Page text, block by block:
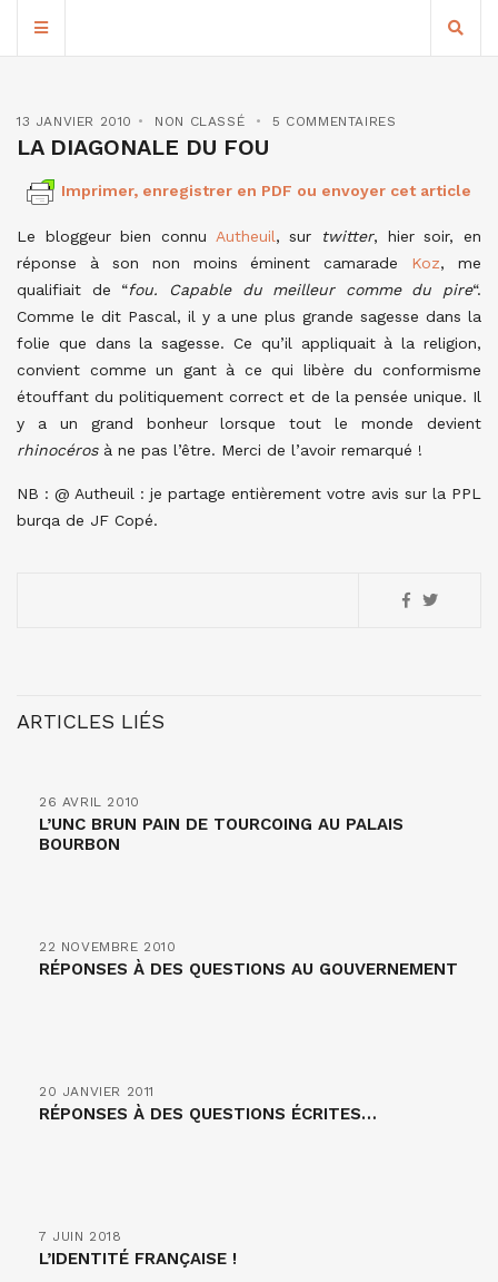
13 JANVIER 2010 NON CLASSÉ 5 COMMENTAIRES
LA DIAGONALE DU FOU
Imprimer, enregistrer en PDF ou envoyer cet article
Le bloggeur bien connu Autheuil, sur twitter, hier soir, en
réponse à son non moins éminent camarade Koz, me
qualifiait de “fou. Capable du meilleur comme du pire“.
Comme le dit Pascal, il y a une plus grande sagesse dans la
folie que dans la sagesse. Ce qu’il appliquait à la religion,
convient comme un gant à ce qui libère du conformisme
étouffant du politiquement correct et de la pensée unique. Il
y a un grand bonheur lorsque tout le monde devient
rhinocérosà ne pas l’être. Merci de l’avoir remarqué !
NB : @ Autheuil : je partage entièrement votre avis sur la PPL
burqa de JF Copé.
ARTICLES LIÉS
26 AVRIL 2010
L’UNC BRUN PAIN DE TOURCOING AU PALAIS
BOURBON
22 NOVEMBRE 2010
RÉPONSES À DES QUESTIONS AU GOUVERNEMENT
20 JANVIER 2011
RÉPONSES À DES QUESTIONS ÉCRITES…
7 JUIN 2018
L’IDENTITÉ FRANÇAISE !